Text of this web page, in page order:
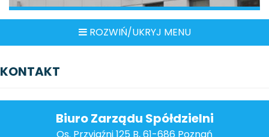
ROZWIŃ/UKRYJ MENU
KONTAKT
Biuro Zarządu Spółdzielni